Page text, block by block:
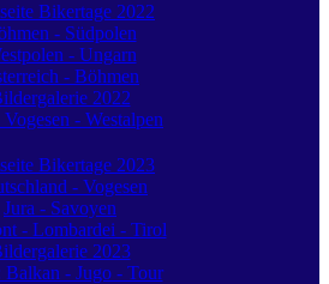
Bikertage 2022
- Südpolen
- Ungarn
- Böhmen
2022
- Westalpen
Bikertage 2023
- Vogesen
Jura - Savoyen
- Lombardei - Tirol
2023
Balkan - Jugo - Tour